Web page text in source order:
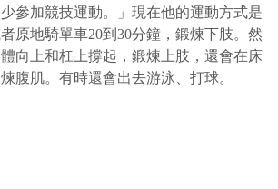
參加競技運動。」現在他的運動方式是
原地騎單車20到30分鐘，鍛煉下肢。然
向上和杠上撐起，鍛煉上肢，還會在床
腹肌。有時還會出去游泳、打球。